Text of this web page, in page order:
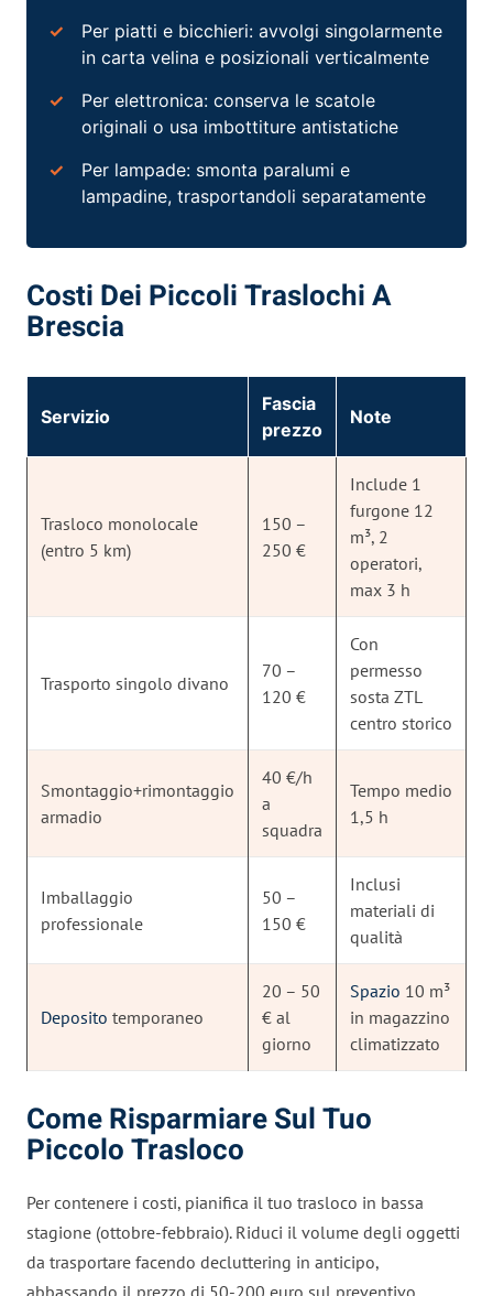
Per piatti e bicchieri: avvolgi singolarmente
in carta velina e posizionali verticalmente
Per elettronica: conserva le scatole
originali o usa imbottiture antistatiche
Per lampade: smonta paralumi e
lampadine, trasportandoli separatamente
Costi Dei Piccoli Traslochi A
Brescia
Servizio
Fascia
prezzo
Note
Trasloco monolocale
(entro 5 km)
150 –
250 €
Include 1
furgone 12
m³, 2
operatori,
max 3 h
Trasporto singolo divano
70 –
120 €
Con
permesso
sosta ZTL
centro storico
Smontaggio+rimontaggio
armadio
40 €/h
a
squadra
Tempo medio
1,5 h
Imballaggio
professionale
50 –
150 €
Inclusi
materiali di
qualità
Deposito temporaneo
20 – 50
€ al
giorno
Spazio 10 m³
in magazzino
climatizzato
Come Risparmiare Sul Tuo
Piccolo Trasloco
Per contenere i costi, pianifica il tuo trasloco in bassa
stagione (ottobre-febbraio). Riduci il volume degli oggetti
da trasportare facendo decluttering in anticipo,
abbassando il prezzo di 50-200 euro sul preventivo